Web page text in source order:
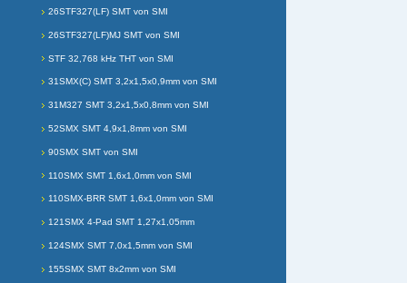
26STF327(LF) SMT von SMI
26STF327(LF)MJ SMT von SMI
STF 32,768 kHz THT von SMI
31SMX(C) SMT 3,2x1,5x0,9mm von SMI
31M327 SMT 3,2x1,5x0,8mm von SMI
52SMX SMT 4,9x1,8mm von SMI
90SMX SMT von SMI
110SMX SMT 1,6x1,0mm von SMI
110SMX-BRR SMT 1,6x1,0mm von SMI
121SMX 4-Pad SMT 1,27x1,05mm
124SMX SMT 7,0x1,5mm von SMI
155SMX SMT 8x2mm von SMI